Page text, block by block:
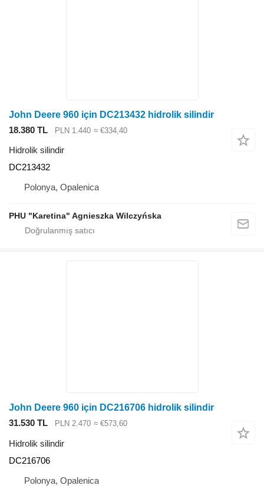
John Deere 960 için DC213432 hidrolik silindir
18.380 TL
PLN 1.440 ≈ €334,40
Hidrolik silindir
DC213432
Polonya, Opalenica
PHU "Karetina" Agnieszka Wilczyńska
John Deere 960 için DC216706 hidrolik silindir
31.530 TL
PLN 2.470 ≈ €573,60
Hidrolik silindir
DC216706
Polonya, Opalenica